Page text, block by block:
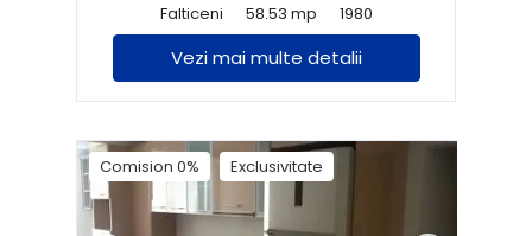
Falticeni
58.53 mp 1980
Vezi mai multe detalii
Comision 0% Exclusivitate